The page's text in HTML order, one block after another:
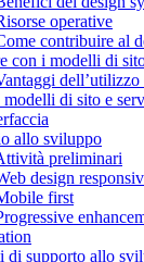
operative
contribuire al
con i modelli di
modelli di sito e
allo sviluppo
preliminari
design
first
di supporto allo